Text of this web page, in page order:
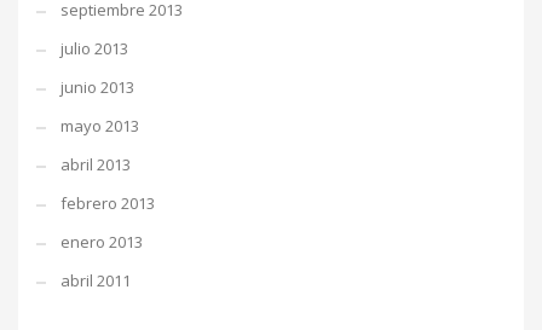
septiembre 2013
julio 2013
junio 2013
mayo 2013
abril 2013
febrero 2013
enero 2013
abril 2011